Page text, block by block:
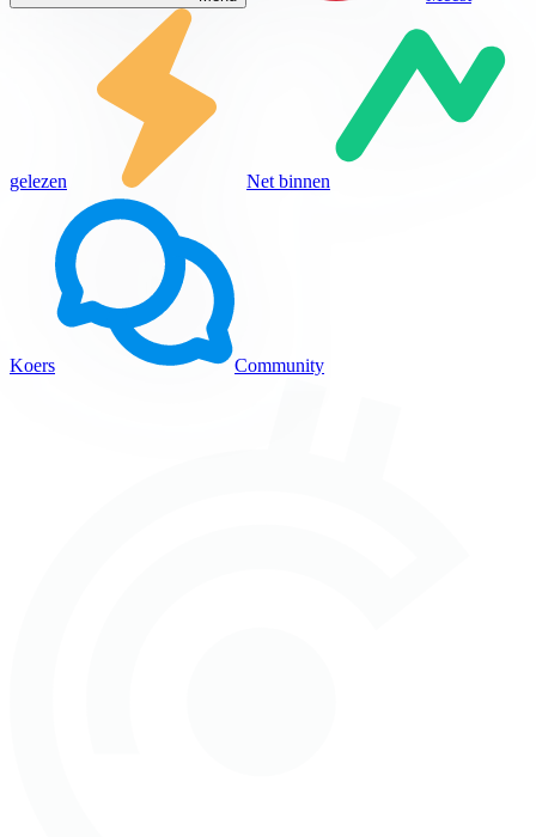
gelezen Net binnen
Koers Community